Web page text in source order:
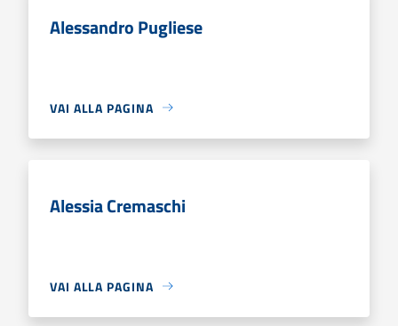
Alessandro Pugliese
VAI ALLA PAGINA
Alessia Cremaschi
VAI ALLA PAGINA